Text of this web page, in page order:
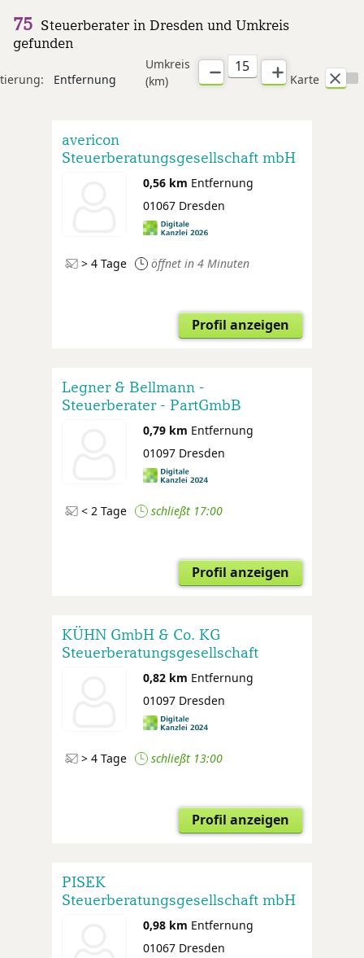
75 Steuerberater in Dresden und Umkreis
gefunden
Entfernung
Umkreis
(km)
Karte
avericon
Steuerberatungsgesellschaft mbH
0,56 km Entfernung
01067 Dresden
> 4 Tage öffnet in 4 Minuten
Profil anzeigen
Legner & Bellmann -
Steuerberater - PartGmbB
0,79 km Entfernung
01097 Dresden
< 2 Tage schließt 17:00
Profil anzeigen
KÜHN GmbH & Co. KG
Steuerberatungsgesellschaft
0,82 km Entfernung
01097 Dresden
> 4 Tage schließt 13:00
Profil anzeigen
PISEK
Steuerberatungsgesellschaft mbH
0,98 km Entfernung
01067 Dresden